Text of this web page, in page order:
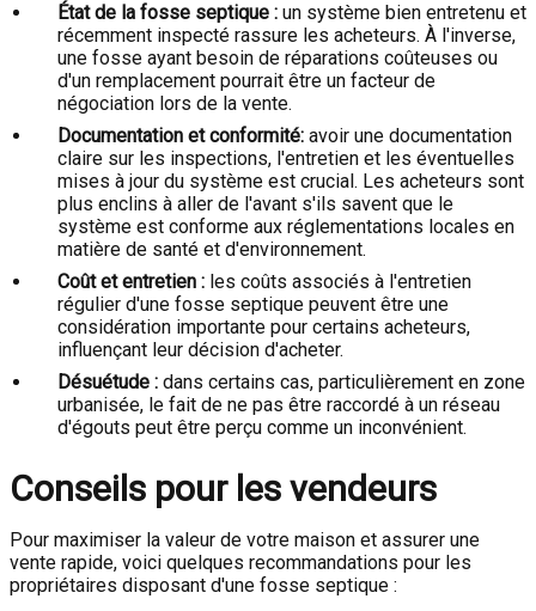
État de la fosse septique : un système bien entretenu et
récemment inspecté rassure les acheteurs. À l'inverse,
une fosse ayant besoin de réparations coûteuses ou
d'un remplacement pourrait être un facteur de
négociation lors de la vente.
Documentation et conformité: avoir une documentation
claire sur les inspections, l'entretien et les éventuelles
mises à jour du système est crucial. Les acheteurs sont
plus enclins à aller de l'avant s'ils savent que le
système est conforme aux réglementations locales en
matière de santé et d'environnement.
Coût et entretien : les coûts associés à l'entretien
régulier d'une fosse septique peuvent être une
considération importante pour certains acheteurs,
influençant leur décision d'acheter.
Désuétude : dans certains cas, particulièrement en zone
urbanisée, le fait de ne pas être raccordé à un réseau
d'égouts peut être perçu comme un inconvénient.
Conseils pour les vendeurs
Pour maximiser la valeur de votre maison et assurer une
vente rapide, voici quelques recommandations pour les
propriétaires disposant d'une fosse septique :